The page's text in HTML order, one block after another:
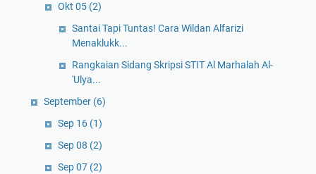
Okt 05 (2)
Santai Tapi Tuntas! Cara Wildan Alfarizi
Menaklukk...
Rangkaian Sidang Skripsi STIT Al Marhalah Al-
'Ulya...
September (6)
Sep 16 (1)
Sep 08 (2)
Sep 07 (2)